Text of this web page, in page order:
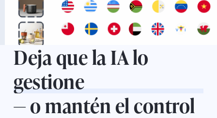
Deja que la IA lo
gestione
— o mantén el control